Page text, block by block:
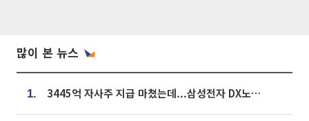
많이 본 뉴스
1. 3445억 자사주 지급 마쳤는데...삼성전자 DX노조, 뒤늦은 '떼쓰기 집회'